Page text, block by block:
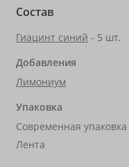
Состав
Гиацинт синий - 5 шт.
Добавления
Лимониум
Упаковка
Современная упаковка
Лента